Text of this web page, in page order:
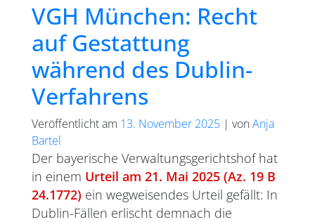
VGH München: Recht
auf Gestattung
während des Dublin-
Verfahrens
Veröffentlicht am 13. November 2025 | vonAnja
Bartel
Der bayerische Verwaltungsgerichtshof hat
in einem Urteil am 21. Mai 2025 (Az. 19 B
24.1772) ein wegweisendes Urteil gefällt: In
Dublin-Fällen erlischt demnach die